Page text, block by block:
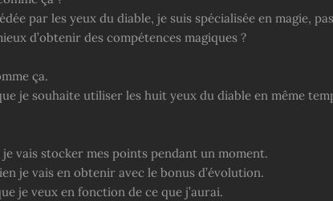
par les yeux du diable, je suis spécialisée en magie,
d’obtenir des compétences magiques ?
ça.
je souhaite utiliser les huit yeux du diable en même
vais stocker mes points pendant un moment.
je vais en obtenir avec le bonus d’évolution.
je veux en fonction de ce que j’aurai.